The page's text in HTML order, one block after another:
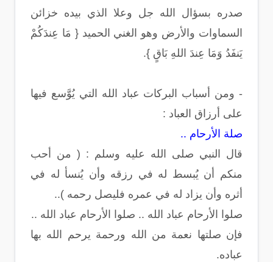
صدره بسؤال الله جل وعلا الذي بيده خزائن
السماوات والأرض وهو الغني الحميد { مَا عِندَكُمْ
يَنفَدُ وَمَا عِندَ اللهِ بَاقٍ }.
- ومن أسباب البركات عباد الله التي يُوَّسع فيها
على أرزاق العباد :
صلة الأرحام ..
قال النبي صلى الله عليه وسلم : ( من أحب
منكم أن يُبسط له في رزقه وأن يُنسأ له في
أثره وأن يزاد له في عمره فليصل رحمه )..
صلوا الأرحام عباد الله .. صلوا الأرحام عباد الله ..
فإن صلتها نعمة من الله ورحمة يرحم الله بها
عباده.